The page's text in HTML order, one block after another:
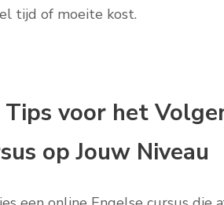
tijd of moeite kost.
voor het
op Jouw Niveau